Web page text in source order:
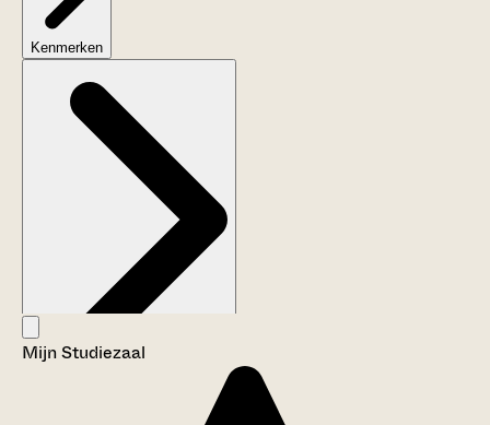
Kenmerken
Aanwijzingen voor de gebruiker
Mijn Studiezaal